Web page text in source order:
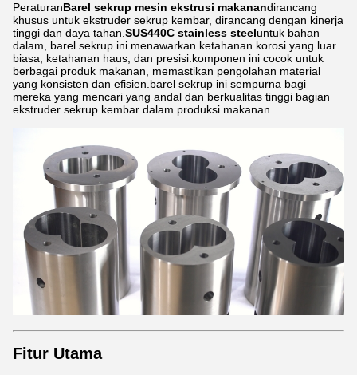
PeraturanBarel sekrup mesin ekstrusi makanandirancang
khusus untuk ekstruder sekrup kembar, dirancang dengan kinerja
tinggi dan daya tahan. SUS440C stainless steeluntuk bahan
dalam, barel sekrup ini menawarkan ketahanan korosi yang luar
biasa, ketahanan haus, dan presisi.komponen ini cocok untuk
berbagai produk makanan, memastikan pengolahan material
yang konsisten dan efisien.barel sekrup ini sempurna bagi
mereka yang mencari yang andal dan berkualitas tinggi bagian
ekstruder sekrup kembar dalam produksi makanan.
Fitur Utama